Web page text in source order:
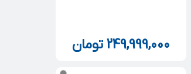
249,999,000تومان